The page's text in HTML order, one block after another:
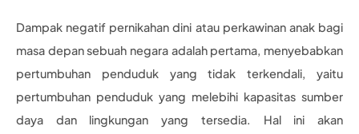
Dampak negatif pernikahan dini atau perkawinan anak bagi
masa depan sebuah negara adalah pertama, menyebabkan
pertumbuhan penduduk yang tidak terkendali, yaitu
pertumbuhan penduduk yang melebihi kapasitas sumber
daya dan lingkungan yang tersedia. Hal ini akan